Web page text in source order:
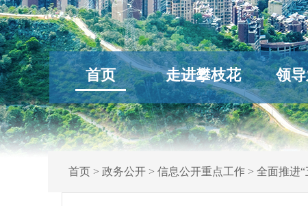
首页 走进攀枝花 领
首页> 政务公开> 信息公开重点工作> 全面推进“